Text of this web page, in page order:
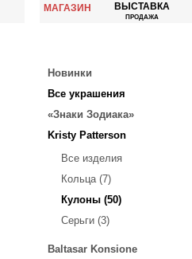
МАГАЗИН ВЫСТАВКА
ПРОДАЖА
Новинки
Все украшения
«Знаки Зодиака»
Kristy Patterson
Все изделия
Кольца (7)
Кулоны (50)
Серьги (3)
Baltasar Konsione